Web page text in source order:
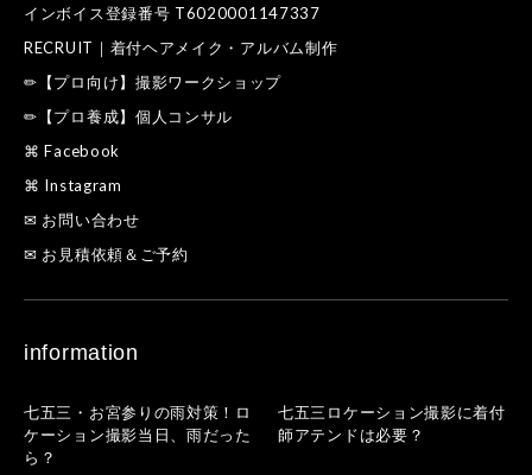
インボイス登録番号 T6020001147337
RECRUIT｜着付ヘアメイク・アルバム制作
✏【プロ向け】撮影ワークショップ
✏【プロ養成】個人コンサル
⌘ Facebook
⌘ Instagram
✉ お問い合わせ
✉ お見積依頼＆ご予約
information
七五三・お宮参りの雨対策！ロ
ケーション撮影当日、雨だった
ら？
七五三ロケーション撮影に着付
師アテンドは必要？